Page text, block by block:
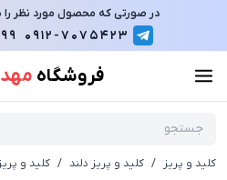
در صورتی که محصول مورد نظر را
0912-7075423
فروشگاه مهد
کلید و پریز / کلید و پریز دلند / کلید و